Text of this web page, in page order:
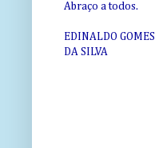
Abraço a todos.
EDINALDO GOMES
DA SILVA